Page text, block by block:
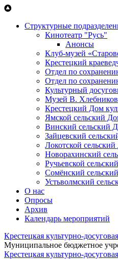
Перейти к основному
Структурные
Кинотеатр "Русь"
Анонсы
Клуб-музей
Крестецкий
Отдел по
Отдел по
Культурный
Музей В.
Крестецкий Дом
Ямской сельский
Винский сельский
Зайцевский
Локотской
Новорахинский
Ручьевской
Сомёнский
Устьволмский
О нас
Опросы
Архив
Календарь мероприятий
Крестецкая культурно-
Муниципальное бюджетное
Крестецкая культурно-